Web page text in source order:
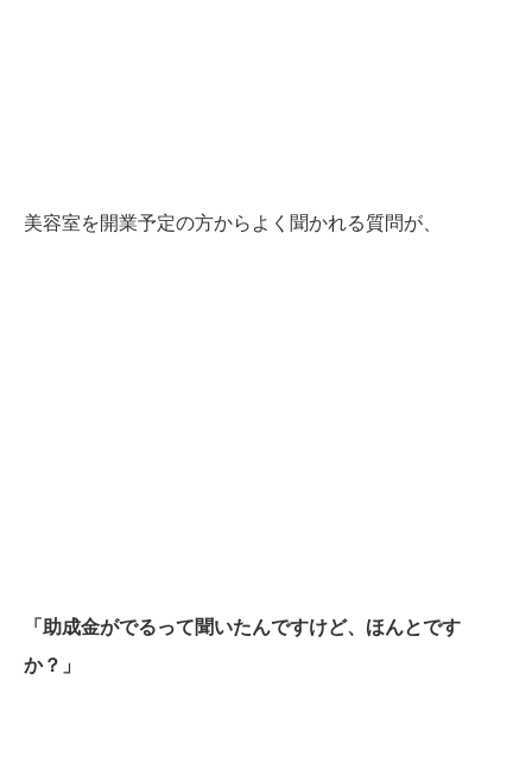
美容室を開業予定の方からよく聞かれる質問が、
「助成金がでるって聞いたんですけど、ほんとです
か？」